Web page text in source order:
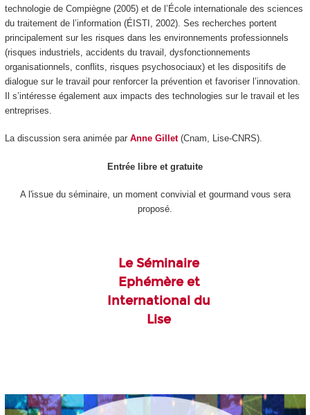
technologie de Compiègne (2005) et de l’École internationale des sciences
du traitement de l’information (ÉISTI, 2002). Ses recherches portent
principalement sur les risques dans les environnements professionnels
(risques industriels, accidents du travail, dysfonctionnements
organisationnels, conflits, risques psychosociaux) et les dispositifs de
dialogue sur le travail pour renforcer la prévention et favoriser l’innovation.
Il s’intéresse également aux impacts des technologies sur le travail et les
entreprises.
La discussion sera animée par Anne Gillet(Cnam, Lise-CNRS).
Entrée libre et gratuite
A l'issue du séminaire, un moment convivial et gourmand vous sera
proposé.
Le Séminaire
Ephémère et
International du
Lise